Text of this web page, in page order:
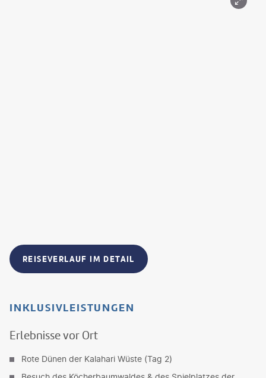
REISEVERLAUF IM DETAIL
INKLUSIVLEISTUNGEN
Erlebnisse vor Ort
Rote Dünen der Kalahari Wüste (Tag 2)